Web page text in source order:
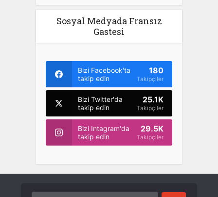
Sosyal Medyada Fransız
Gastesi
Bizi Facebook'ta
takip edin
180
Takipçiler
Bizi Twitter'da
takip edin
25.1K
Takipçiler
Bizi Intagram'da
takip edin
29.5K
Takipçiler